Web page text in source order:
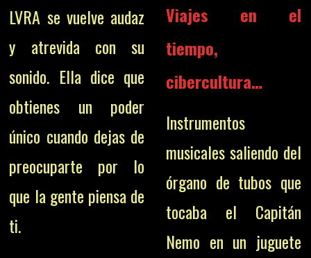
LVRA se vuelve audaz
y atrevida con su
sonido. Ella dice que
obtienes un poder
único cuando dejas de
preocuparte por lo
que la gente piensa de
ti.
Viajes en el
tiempo,
cibercultura…
Instrumentos
musicales saliendo del
órgano de tubos que
tocaba el Capitán
Nemo en un juguete